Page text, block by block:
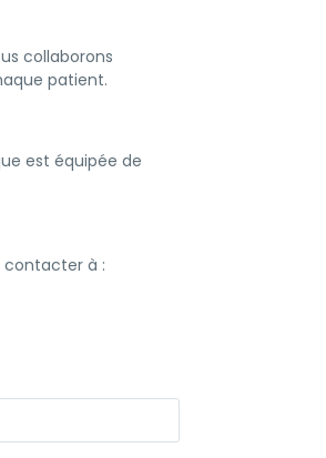
collaborons
patient.
est équipée de
contacter à :